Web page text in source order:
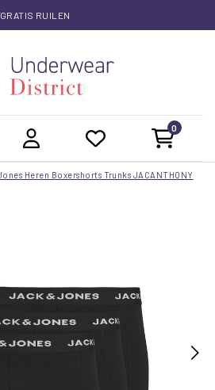
GRATIS RUILEN
0
Heren Boxershorts Trunks JACANTHONY